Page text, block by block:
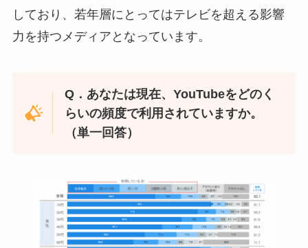
しており、若年層にとってはテレビを超える影響
力を持つメディアとなっています。
Q．あなたは現在、YouTubeをどのく
らいの頻度で利用されていますか。
（単一回答）